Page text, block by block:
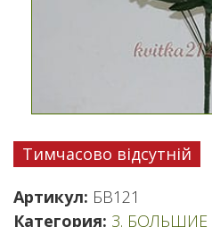
Тимчасово відсутній
Артикул: БВ121
Категория: 3. БОЛЬШИЕ